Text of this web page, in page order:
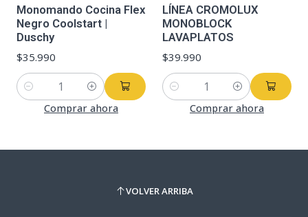
Monomando Cocina Flex
Negro Coolstart |
Duschy
$35.990
Cantidad
Comprar ahora
LÍNEA CROMOLUX
MONOBLOCK
LAVAPLATOS
$39.990
Cantidad
Comprar ahora
VOLVER ARRIBA